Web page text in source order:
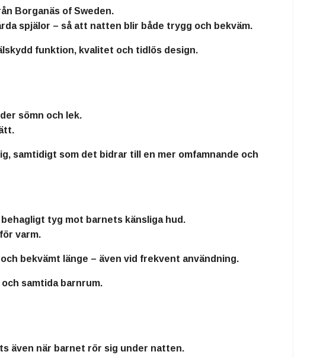
Borganäs of Sweden.
spjälor – så att natten blir både trygg och bekväm.
funktion, kvalitet och tidlös design.
sömn och lek.
samtidigt som det bidrar till en mer omfamnande och
tyg mot barnets känsliga hud.
varm.
bekvämt länge – även vid frekvent användning.
samtida barnrum.
även när barnet rör sig under natten.